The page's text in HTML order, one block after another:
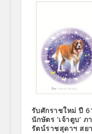
รับศักราชใหม่ ปี
นักษัตร ‘เจ้าตูบ’
รัตน์ราชสุดาฯ สย